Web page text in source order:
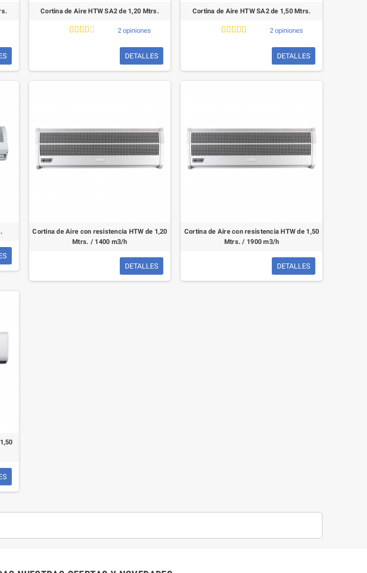
Cortina de Aire HTW SA2 de 1,20 Mtrs.
2 opiniones
DETALLES
Cortina de Aire HTW SA2 de 1,50 Mtrs.
2 opiniones
DETALLES
Cortina de Aire con resistencia HTW de 1,20
Mtrs. / 1400 m3/h
DETALLES
Cortina de Aire con resistencia HTW de 1,50
Mtrs. / 1900 m3/h
DETALLES